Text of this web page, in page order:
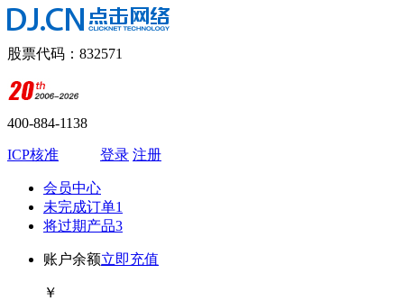
股票代码：832571
400-884-1138
ICP核准 登录 注册
会员中心
未完成订单1
将过期产品3
账户余额立即充值
￥